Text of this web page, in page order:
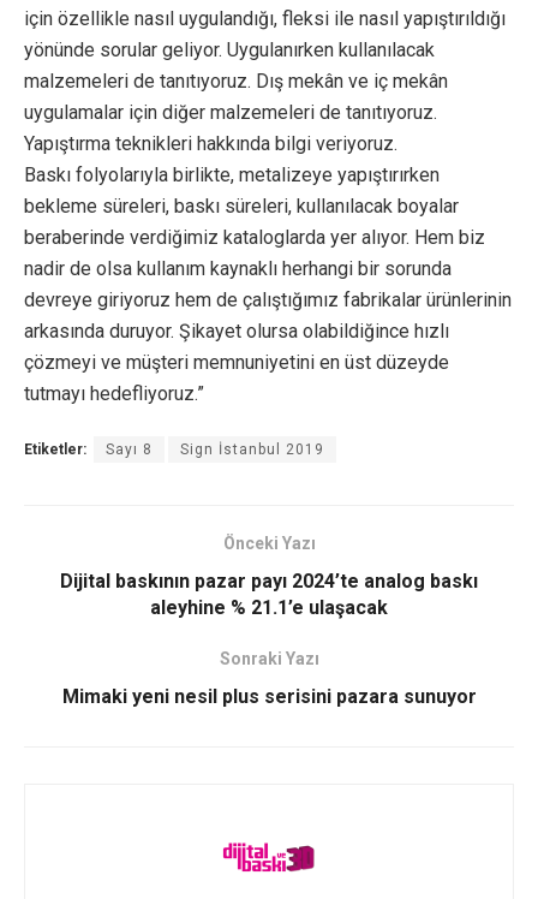
için özellikle nasıl uygulandığı, fleksi ile nasıl yapıştırıldığı
yönünde sorular geliyor. Uygulanırken kullanılacak
malzemeleri de tanıtıyoruz. Dış mekân ve iç mekân
uygulamalar için diğer malzemeleri de tanıtıyoruz.
Yapıştırma teknikleri hakkında bilgi veriyoruz.
Baskı folyolarıyla birlikte, metalizeye yapıştırırken
bekleme süreleri, baskı süreleri, kullanılacak boyalar
beraberinde verdiğimiz kataloglarda yer alıyor. Hem biz
nadir de olsa kullanım kaynaklı herhangi bir sorunda
devreye giriyoruz hem de çalıştığımız fabrikalar ürünlerinin
arkasında duruyor. Şikayet olursa olabildiğince hızlı
çözmeyi ve müşteri memnuniyetini en üst düzeyde
tutmayı hedefliyoruz.”
Etiketler: Sayı 8 Sign İstanbul 2019
Önceki Yazı
Dijital baskının pazar payı 2024’te analog baskı
aleyhine % 21.1’e ulaşacak
Sonraki Yazı
Mimaki yeni nesil plus serisini pazara sunuyor